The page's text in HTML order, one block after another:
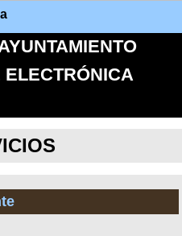
ELECTRÓNICA